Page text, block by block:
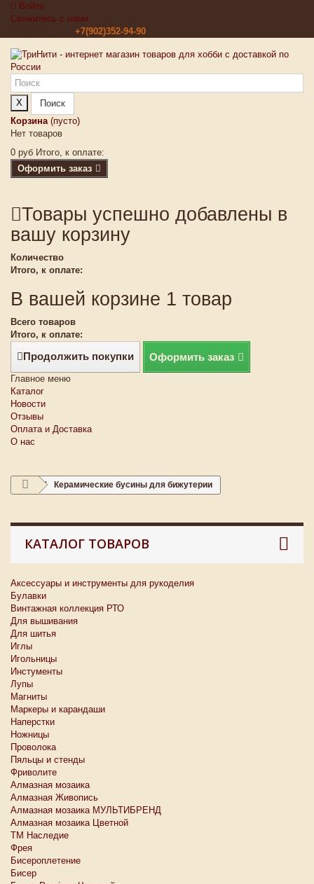
Войти
Свяжитесь с нами
+7(902)352-94-90
X
Поиск
Корзина (пусто)
Нет товаров
0 руб Итого, к оплате:
Оформить заказ
Товары успешно добавлены в
вашу корзину
Количество
Итого, к оплате:
В вашей корзине 1 товар
Всего товаров
Итого, к оплате:
Продолжить покупки Оформить заказ
Главное меню
Каталог
Новости
Отзывы
Оплата и Доставка
О нас
Керамические бусины для бижутерии
КАТАЛОГ ТОВАРОВ
Аксессуары и инструменты для рукоделия
Булавки
Винтажная коллекция РТО
Для вышивания
Для шитья
Иглы
Игольницы
Инстументы
Лупы
Магниты
Маркеры и карандаши
Наперстки
Ножницы
Проволока
Пяльцы и стенды
Фриволите
Алмазная мозаика
Алмазная Живопись
Алмазная мозаика МУЛЬТИБРЕНД
Алмазная мозаика Цветной
ТМ Наследие
Фрея
Бисероплетение
Бисер